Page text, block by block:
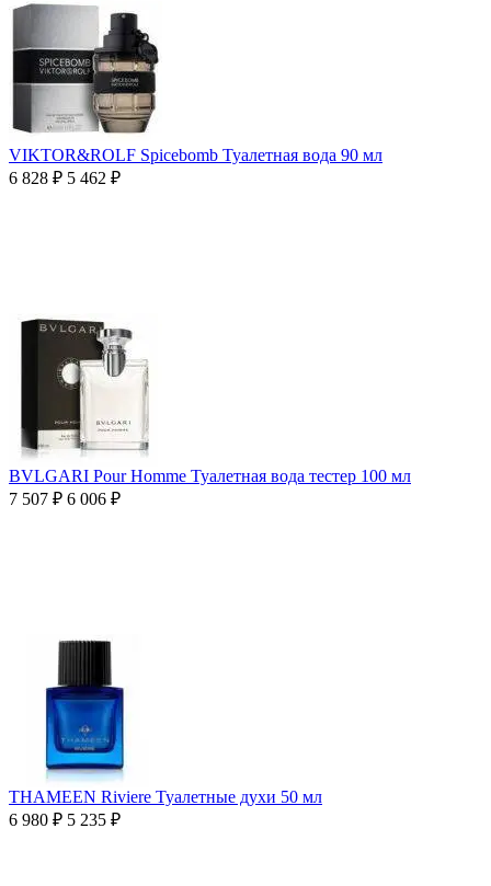
VIKTOR&ROLF Spicebomb Туалетная вода 90 мл
6 828 ₽ 5 462 ₽
BVLGARI Pour Homme Туалетная вода тестер 100 мл
7 507 ₽ 6 006 ₽
THAMEEN Riviere Туалетные духи 50 мл
6 980 ₽ 5 235 ₽